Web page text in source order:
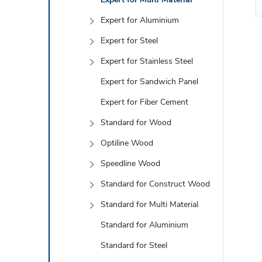
Expert for Aluminium
Expert for Steel
Expert for Stainless Steel
Expert for Sandwich Panel
Expert for Fiber Cement
Standard for Wood
Optiline Wood
Speedline Wood
Standard for Construct Wood
Standard for Multi Material
Standard for Aluminium
Standard for Steel